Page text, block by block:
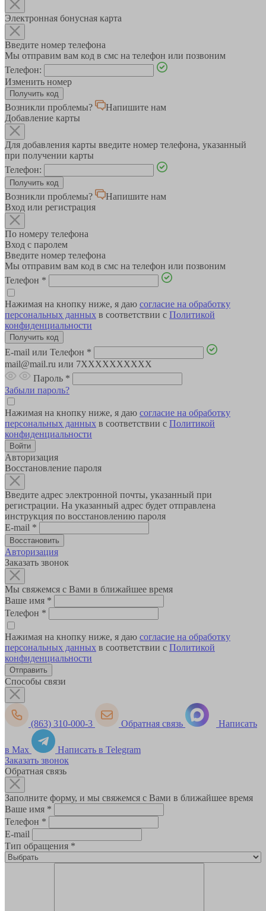
Электронная бонусная карта
Введите номер телефона
Мы отправим вам код в смс на телефон или позвоним
Телефон:
Изменить номер
Возникли проблемы?
Напишите нам
Добавление карты
Для добавления карты введите номер телефона, указанный
при получении карты
Телефон:
Возникли проблемы?
Напишите нам
Вход или регистрация
По номеру телефона
Вход с паролем
Введите номер телефона
Мы отправим вам код в смс на телефон или позвоним
Телефон *
Нажимая на кнопку ниже, я даю согласие на обработку
персональных данных в соответствии с Политикой
конфиденциальности
E-mail или Телефон *
mail@mail.ru или 7XXXXXXXXXX
Пароль *
Забыли пароль?
Нажимая на кнопку ниже, я даю согласие на обработку
персональных данных в соответствии с Политикой
конфиденциальности
Авторизация
Восстановление пароля
Введите адрес электронной почты, указанный при
регистрации. На указанный адрес будет отправлена
инструкция по восстановлению пароля
E-mail *
Авторизация
Заказать звонок
Мы свяжемся с Вами в ближайшее время
Ваше имя *
Телефон *
Нажимая на кнопку ниже, я даю согласие на обработку
персональных данных в соответствии с Политикой
конфиденциальности
Способы связи
(863) 310-000-3 Обратная связь Написать
в Max
Написать в Telegram
Заказать звонок
Обратная связь
Заполните форму, и мы свяжемся с Вами в ближайшее время
Ваше имя *
Телефон *
E-mail
Тип обращения *